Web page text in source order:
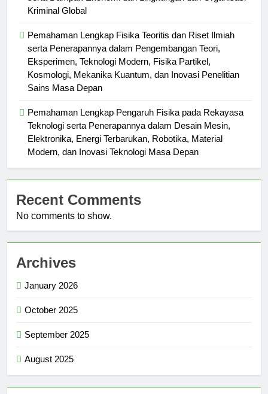
Kriminal Global
Pemahaman Lengkap Fisika Teoritis dan Riset Ilmiah
serta Penerapannya dalam Pengembangan Teori,
Eksperimen, Teknologi Modern, Fisika Partikel,
Kosmologi, Mekanika Kuantum, dan Inovasi Penelitian
Sains Masa Depan
Pemahaman Lengkap Pengaruh Fisika pada Rekayasa
Teknologi serta Penerapannya dalam Desain Mesin,
Elektronika, Energi Terbarukan, Robotika, Material
Modern, dan Inovasi Teknologi Masa Depan
Recent Comments
No comments to show.
Archives
January 2026
October 2025
September 2025
August 2025